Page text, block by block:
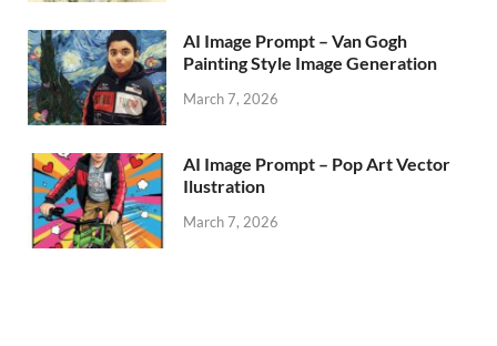
AI Image Prompt – Van Gogh
Painting Style Image Generation
March 7, 2026
AI Image Prompt – Pop Art Vector
Ilustration
March 7, 2026